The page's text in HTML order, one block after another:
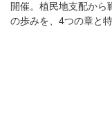
開催。植民地支配から
の歩みを、4つの章と